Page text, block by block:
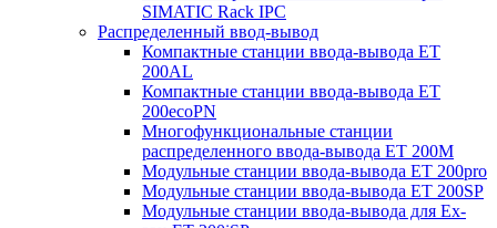
SIMATIC Rack IPC
Распределенный ввод-вывод
Компактные станции ввода-вывода ET
200AL
Компактные станции ввода-вывода ET
200ecoPN
Многофункциональные станции
распределенного ввода-вывода ET 200M
Модульные станции ввода-вывода ET 200pro
Модульные станции ввода-вывода ET 200SP
Модульные станции ввода-вывода для Ex-